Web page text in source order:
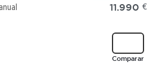
11.990 €
Comparar